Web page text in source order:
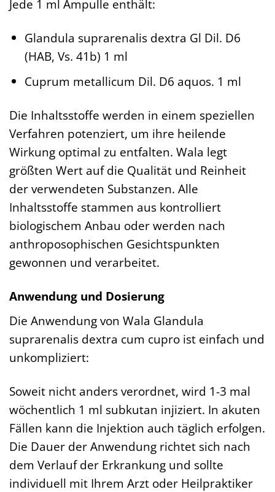
Jede 1 ml Ampulle enthält:
Glandula suprarenalis dextra Gl Dil. D6
(HAB, Vs. 41b) 1 ml
Cuprum metallicum Dil. D6 aquos. 1 ml
Die Inhaltsstoffe werden in einem speziellen
Verfahren potenziert, um ihre heilende
Wirkung optimal zu entfalten. Wala legt
größten Wert auf die Qualität und Reinheit
der verwendeten Substanzen. Alle
Inhaltsstoffe stammen aus kontrolliert
biologischem Anbau oder werden nach
anthroposophischen Gesichtspunkten
gewonnen und verarbeitet.
Anwendung und Dosierung
Die Anwendung von Wala Glandula
suprarenalis dextra cum cupro ist einfach und
unkompliziert:
Soweit nicht anders verordnet, wird 1-3 mal
wöchentlich 1 ml subkutan injiziert. In akuten
Fällen kann die Injektion auch täglich erfolgen.
Die Dauer der Anwendung richtet sich nach
dem Verlauf der Erkrankung und sollte
individuell mit Ihrem Arzt oder Heilpraktiker